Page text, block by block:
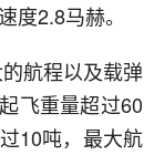
度2.8马赫。
航程以及载弹
飞重量超过60
10吨，最大航